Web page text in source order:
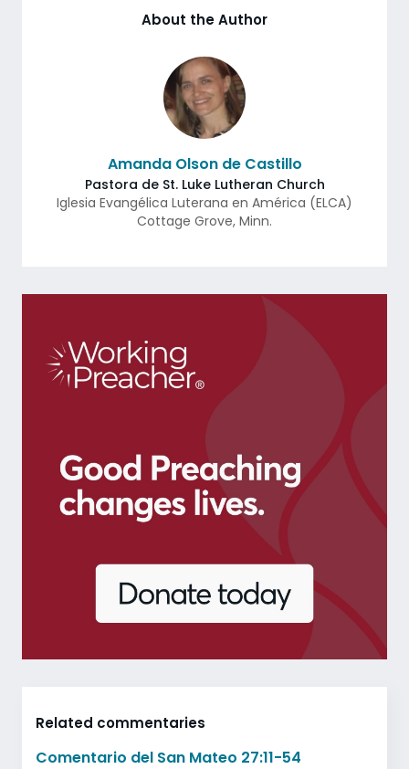
About the Author
Amanda Olson de Castillo
Pastora de St. Luke Lutheran Church
Iglesia Evangélica Luterana en América (ELCA)
Cottage Grove, Minn.
Related commentaries
Comentario del San Mateo 27:11-54